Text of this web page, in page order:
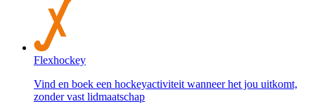
Flexhockey
Vind en boek een hockeyactiviteit wanneer het jou uitkomt,
zonder vast lidmaatschap